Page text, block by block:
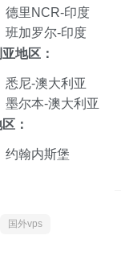
德里NCR-印度
班加罗尔-印度
地区：
悉尼-澳大利亚
墨尔本-澳大利亚
：
约翰内斯堡
国外vps